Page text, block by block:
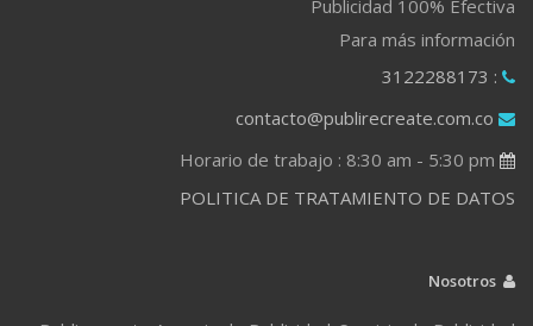
Publicidad 100% Efectiva
Para más información
: 3122288173
contacto@publirecreate.com.co
POLITICA DE TRATAMIENTO DE DATOS